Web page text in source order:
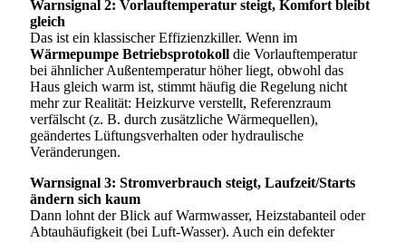
Warnsignal 2: Vorlauftemperatur steigt, Komfort bleibt
gleich
Das ist ein klassischer Effizienzkiller. Wenn im
Wärmepumpe Betriebsprotokoll die Vorlauftemperatur
bei ähnlicher Außentemperatur höher liegt, obwohl das
Haus gleich warm ist, stimmt häufig die Regelung nicht
mehr zur Realität: Heizkurve verstellt, Referenzraum
verfälscht (z. B. durch zusätzliche Wärmequellen),
geändertes Lüftungsverhalten oder hydraulische
Veränderungen.
Warnsignal 3: Stromverbrauch steigt, Laufzeit/Starts
ändern sich kaum
Dann lohnt der Blick auf Warmwasser, Heizstabanteil oder
Abtauhäufigkeit (bei Luft-Wasser). Auch ein defekter